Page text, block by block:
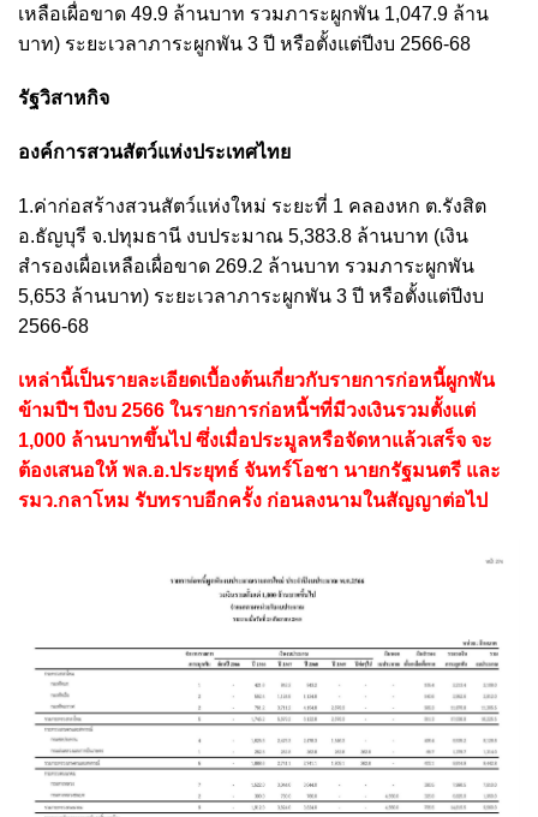
เหลือเผื่อขาด 49.9 ล้านบาท รวมภาระผูกพัน 1,047.9 ล้าน
บาท) ระยะเวลาภาระผูกพัน 3 ปี หรือตั้งแต่ปีงบ 2566-68
รัฐวิสาหกิจ
องค์การสวนสัตว์แห่งประเทศไทย
1.ค่าก่อสร้างสวนสัตว์แห่งใหม่ ระยะที่ 1 คลองหก ต.รังสิต
อ.ธัญบุรี จ.ปทุมธานี งบประมาณ 5,383.8 ล้านบาท (เงิน
สำรองเผื่อเหลือเผื่อขาด 269.2 ล้านบาท รวมภาระผูกพัน
5,653 ล้านบาท) ระยะเวลาภาระผูกพัน 3 ปี หรือตั้งแต่ปีงบ
2566-68
เหล่านี้เป็นรายละเอียดเบื้องต้นเกี่ยวกับรายการก่อหนี้ผูกพัน
ข้ามปีฯ ปีงบ 2566 ในรายการก่อหนี้ฯที่มีวงเงินรวมตั้งแต่
1,000 ล้านบาทขึ้นไป ซึ่งเมื่อประมูลหรือจัดหาแล้วเสร็จ จะ
ต้องเสนอให้ พล.อ.ประยุทธ์ จันทร์โอชา นายกรัฐมนตรี และ
รมว.กลาโหม รับทราบอีกครั้ง ก่อนลงนามในสัญญาต่อไป